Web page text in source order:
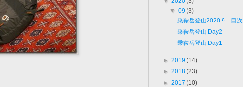
▼09(3)
乗鞍岳登山2020.9 目次
乗鞍岳登山 Day2
乗鞍岳登山 Day1
► 2019 (14)
► 2018 (23)
► 2017 (10)